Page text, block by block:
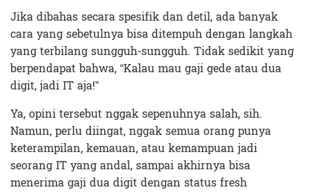
Jika dibahas secara spesifik dan detil, ada banyak
cara yang sebetulnya bisa ditempuh dengan langkah
yang terbilang sungguh-sungguh. Tidak sedikit yang
berpendapat bahwa, “Kalau mau gaji gede atau dua
digit, jadi IT aja!”
Ya, opini tersebut nggak sepenuhnya salah, sih.
Namun, perlu diingat, nggak semua orang punya
keterampilan, kemauan, atau kemampuan jadi
seorang IT yang andal, sampai akhirnya bisa
menerima gaji dua digit dengan status fresh